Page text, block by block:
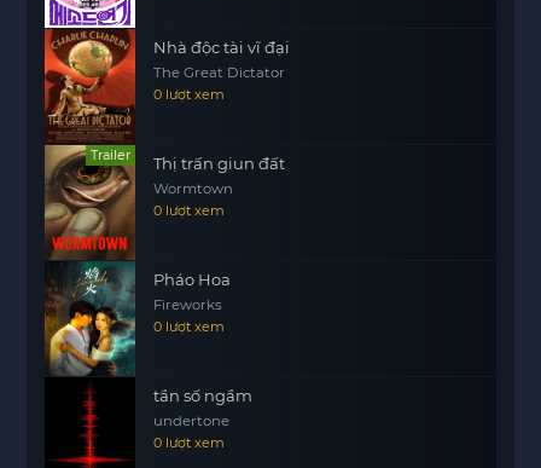
Nhà độc tài vĩ đại
The Great Dictator
0 lượt xem
Trailer Thị trấn giun đất
Wormtown
0 lượt xem
Pháo Hoa
Fireworks
0 lượt xem
tần số ngầm
undertone
0 lượt xem